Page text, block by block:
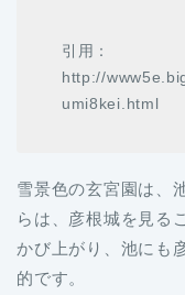
引用：
http://
umi8kei.html
雪景色の玄宮園は、
らは、彦根城を見る
かび上がり、池にも
的です。